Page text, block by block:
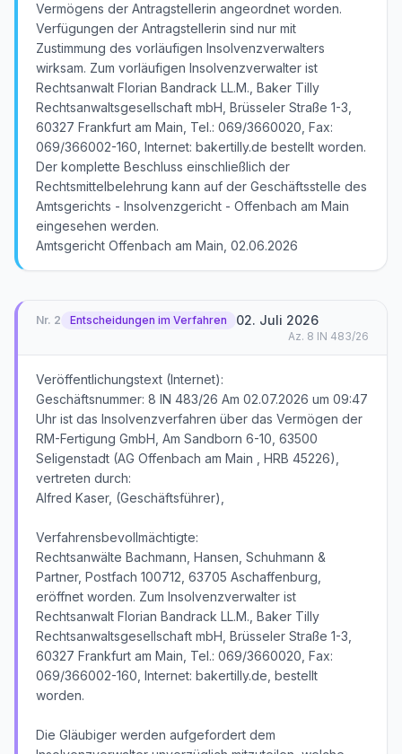
Vermögens der Antragstellerin angeordnet worden.
Verfügungen der Antragstellerin sind nur mit
Zustimmung des vorläufigen Insolvenzverwalters
wirksam. Zum vorläufigen Insolvenzverwalter ist
Rechtsanwalt Florian Bandrack LL.M., Baker Tilly
Rechtsanwaltsgesellschaft mbH, Brüsseler Straße 1-3,
60327 Frankfurt am Main, Tel.: 069/3660020, Fax:
069/366002-160, Internet: bakertilly.de bestellt worden.
Der komplette Beschluss einschließlich der
Rechtsmittelbelehrung kann auf der Geschäftsstelle des
Amtsgerichts - Insolvenzgericht - Offenbach am Main
eingesehen werden.
Amtsgericht Offenbach am Main, 02.06.2026
Nr. 2 Entscheidungen im Verfahren 02. Juli 2026
Az. 8 IN 483/26
Veröffentlichungstext (Internet):
Geschäftsnummer: 8 IN 483/26 Am 02.07.2026 um 09:47
Uhr ist das Insolvenzverfahren über das Vermögen der
RM-Fertigung GmbH, Am Sandborn 6-10, 63500
Seligenstadt (AG Offenbach am Main , HRB 45226),
vertreten durch:
Alfred Kaser, (Geschäftsführer),
Verfahrensbevollmächtigte:
Rechtsanwälte Bachmann, Hansen, Schuhmann &
Partner, Postfach 100712, 63705 Aschaffenburg,
eröffnet worden. Zum Insolvenzverwalter ist
Rechtsanwalt Florian Bandrack LL.M., Baker Tilly
Rechtsanwaltsgesellschaft mbH, Brüsseler Straße 1-3,
60327 Frankfurt am Main, Tel.: 069/3660020, Fax:
069/366002-160, Internet: bakertilly.de, bestellt
worden.
Die Gläubiger werden aufgefordert dem